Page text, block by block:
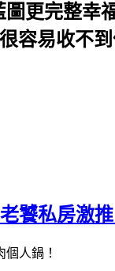
更完整幸
很容易收不
饕私房激